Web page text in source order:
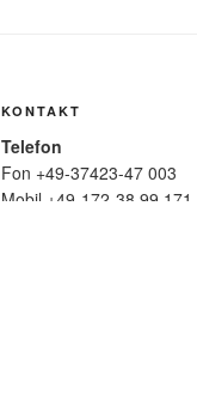
KONTAKT
Telefon
Fon +49-37423-47 003
Mobil +49-172-38 99 171